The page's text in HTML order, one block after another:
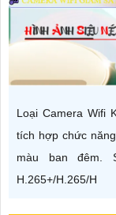
Loại Camera Wifi
tích hợp chức
màu ban đêm.
H.265+/H.265/H